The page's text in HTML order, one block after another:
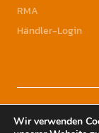
RMA
Händler-Login
© 2023 Sonic Sales
Holding GmbH
Wir verwenden